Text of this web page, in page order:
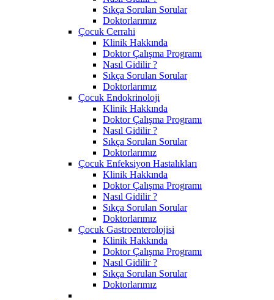
Sıkça Sorulan Sorular
Doktorlarımız
Çocuk Cerrahi
Klinik Hakkında
Doktor Çalışma Programı
Nasıl Gidilir ?
Sıkça Sorulan Sorular
Doktorlarımız
Çocuk Endokrinoloji
Klinik Hakkında
Doktor Çalışma Programı
Nasıl Gidilir ?
Sıkça Sorulan Sorular
Doktorlarımız
Çocuk Enfeksiyon Hastalıkları
Klinik Hakkında
Doktor Çalışma Programı
Nasıl Gidilir ?
Sıkça Sorulan Sorular
Doktorlarımız
Çocuk Gastroenterolojisi
Klinik Hakkında
Doktor Çalışma Programı
Nasıl Gidilir ?
Sıkça Sorulan Sorular
Doktorlarımız